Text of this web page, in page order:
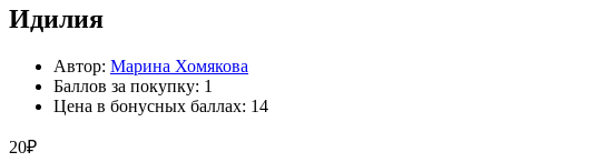
Идилия
Автор: Марина Хомякова
Баллов за покупку: 1
Цена в бонусных баллах: 14
20₽